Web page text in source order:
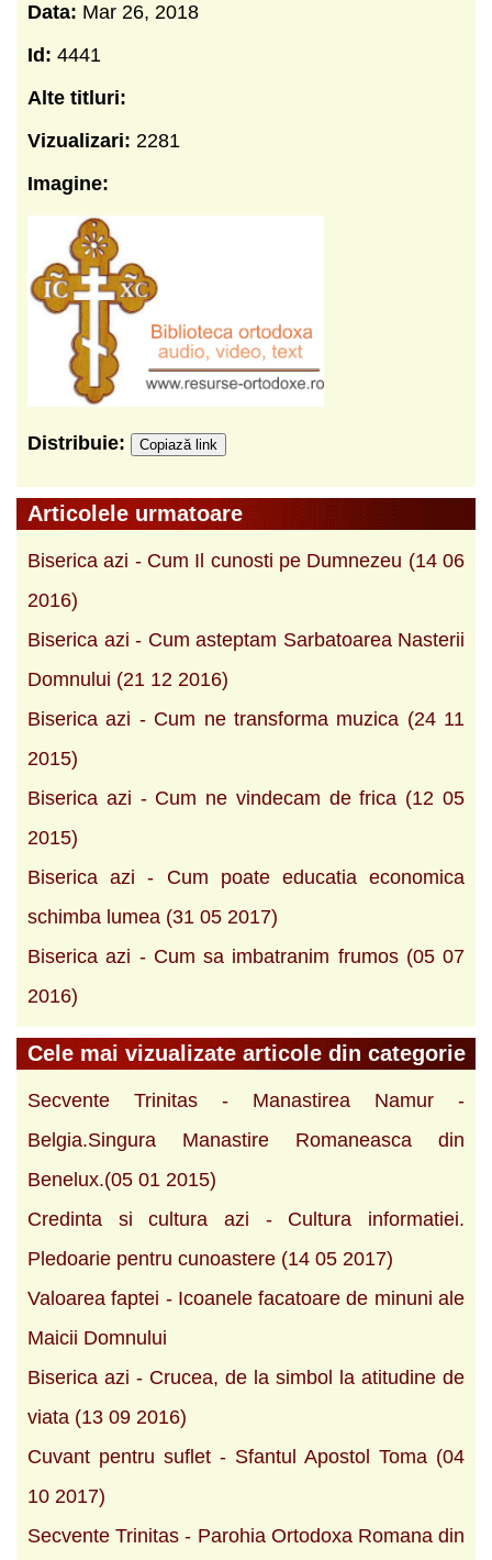
Data: Mar 26, 2018
Id: 4441
Alte titluri:
Vizualizari: 2281
Imagine:
Distribuie: Copiază link
Articolele urmatoare
Biserica azi - Cum Il cunosti pe Dumnezeu (14 06
2016)
Biserica azi - Cum asteptam Sarbatoarea Nasterii
Domnului (21 12 2016)
Biserica azi - Cum ne transforma muzica (24 11
2015)
Biserica azi - Cum ne vindecam de frica (12 05
2015)
Biserica azi - Cum poate educatia economica
schimba lumea (31 05 2017)
Biserica azi - Cum sa imbatranim frumos (05 07
2016)
Cele mai vizualizate articole din categorie
Secvente Trinitas - Manastirea Namur -
Belgia.Singura Manastire Romaneasca din
Benelux.(05 01 2015)
Credinta si cultura azi - Cultura informatiei.
Pledoarie pentru cunoastere (14 05 2017)
Valoarea faptei - Icoanele facatoare de minuni ale
Maicii Domnului
Biserica azi - Crucea, de la simbol la atitudine de
viata (13 09 2016)
Cuvant pentru suflet - Sfantul Apostol Toma (04
10 2017)
Secvente Trinitas - Parohia Ortodoxa Romana din